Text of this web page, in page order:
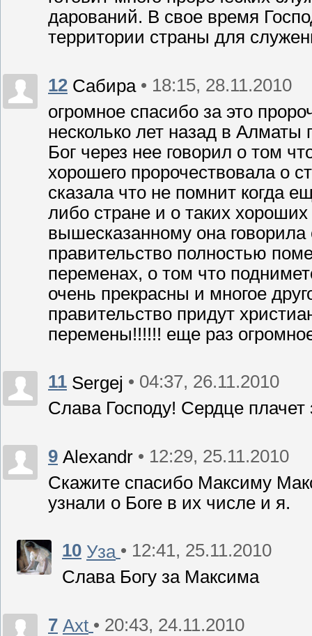
дарований. В свое время
территории страны для
12 Сабира • 18:15, 28.11.2010
огромное спасибо за это
несколько лет назад в
Бог через нее говорил о том
хорошего пророчествовала о
сказала что не помнит когда
либо стране и о таких
вышесказанному она
правительство полностью
переменах, о том что
очень прекрасны и многое
правительство придут
перемены!!!!!! еще раз
11 Sergej • 04:37, 26.11.2010
Слава Господу! Сердце
9 Alexandr • 12:29, 25.11.2010
Cкажите спасибо Максиму
узнали о Боге в их числе и я.
10 Уза • 12:41, 25.11.2010
Слава Богу за Максима
7 Axt • 20:43, 24.11.2010